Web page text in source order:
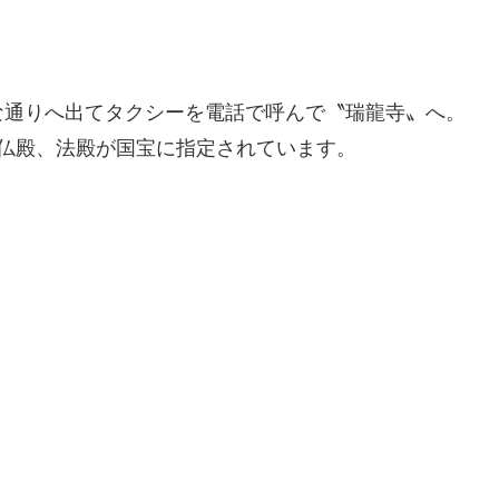
へ出てタクシーを電話で呼んで〝瑞龍寺〟へ。
、法殿が国宝に指定されています。